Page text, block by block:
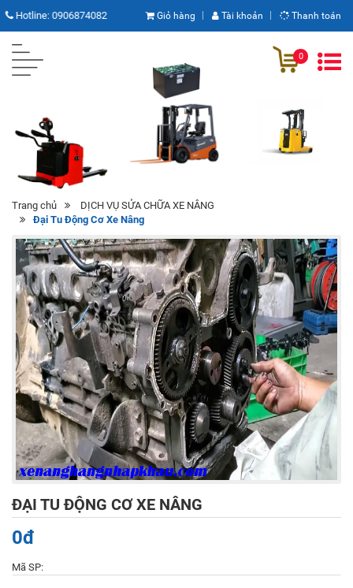
Hotline:0906874082 Giỏ hàng Tài khoản Thanh toán
0
Trang chủ
DỊCH VỤ SỬA CHỮA XE NÂNG
Đại Tu Động Cơ Xe Nâng
ĐẠI TU ĐỘNG CƠ XE NÂNG
0đ
Mã SP: